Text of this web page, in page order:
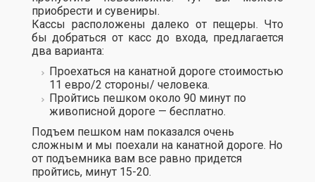
приобрести и сувениры.
Кассы расположены далеко от пещеры. Что
бы добраться от касс до входа, предлагается
два варианта:
Проехаться на канатной дороге стоимостью
11 евро/2 стороны/ человека.
Пройтись пешком около 90 минут по
живописной дороге — бесплатно.
Подъем пешком нам показался очень
сложным и мы поехали на канатной дороге. Но
от подъемника вам все равно придется
пройтись, минут 15-20.